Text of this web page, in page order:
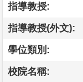
指導教授:
指導教授(外文):
學位類別:
校院名稱: